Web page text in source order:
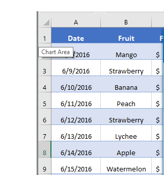
End If
    Application
.
    Application
End Sub